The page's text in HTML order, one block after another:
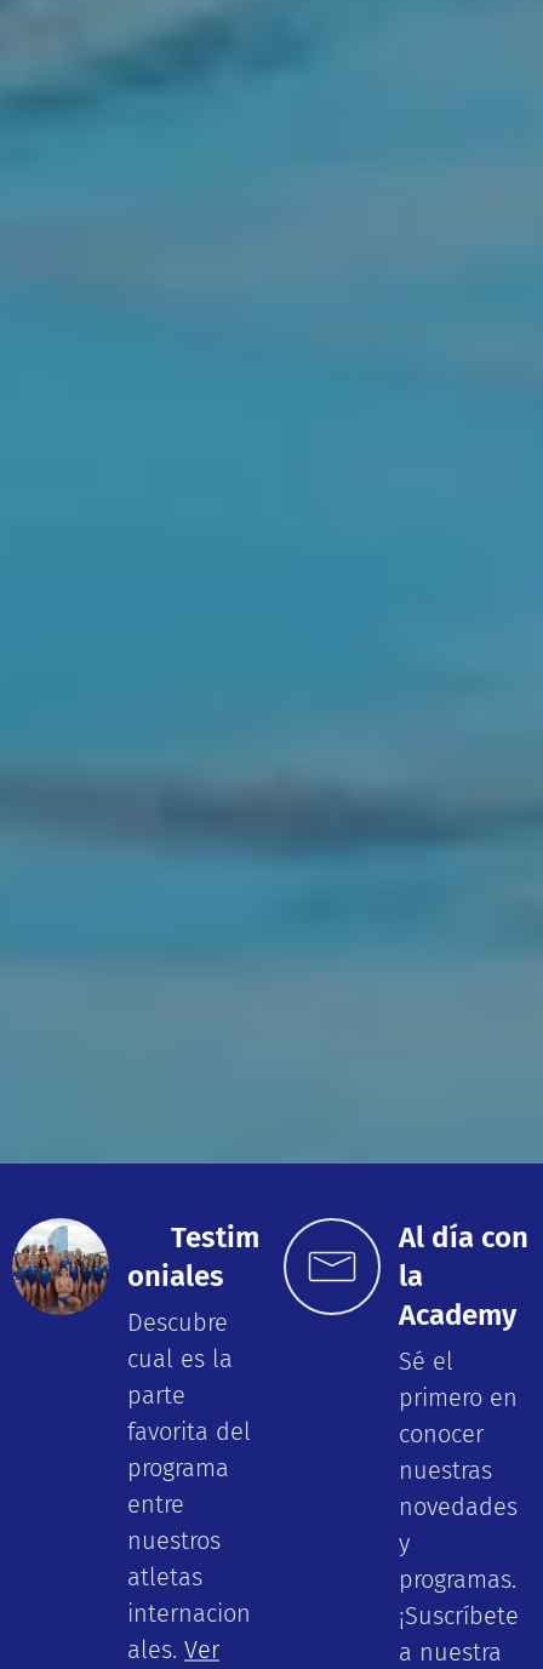
Testim
oniales
Descubre
cual es la
parte
favorita del
programa
entre
nuestros
atletas
internacion
ales. Ver
Al día con
la
Academy
Sé el
primero en
conocer
nuestras
novedades
y
programas.
¡Suscríbete
a nuestra